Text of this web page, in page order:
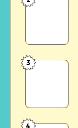
Tercih
Klaviyo
Avantajlar
Nelerdir?
Google
Kampanyası
3
4